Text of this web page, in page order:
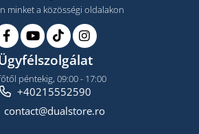
minket a közösségi oldalakon
péntekig, 09:00 - 17:00
+40215552590
contact@dualstore.ro